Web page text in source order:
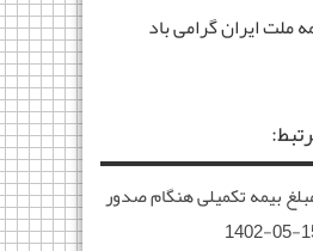
ملت ایران گرامی باد
بیمه تکمیلی هنگام صدور